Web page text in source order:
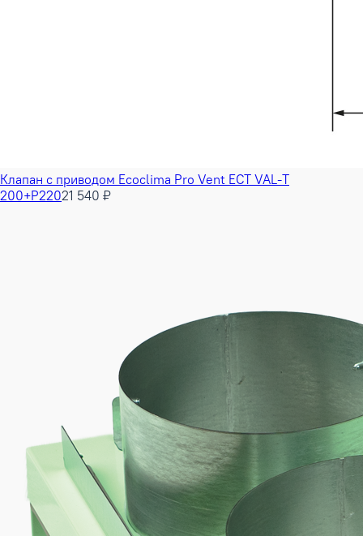
Клапан с приводом Ecoclima Pro Vent ECT VAL-T
200+P22021 540 ₽